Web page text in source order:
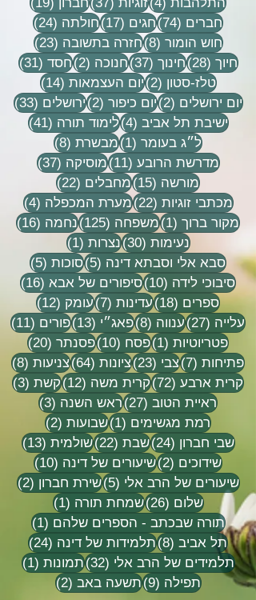
חברים (74) 74 פוסטים
חגים (17) 17 פוסטים
חולתה (24)
24 פוסטים
חוש הומור (8) 8 פוסטיםחזרה בתשובה (23)
23 פוסטים
חיוך (28) 28 פוסטים
חינוך (37) 37 פוסטים
חנוכה (2) 2 פוסטיםחסד (31)
31 פוסטים
טלז-סטון (2) 2 פוסטיםיום העצמאות (14)
14 פוסטים
יום ירושלים (2) 2 פוסטיםיום כיפור (2) 2 פוסטיםירושלים (33)
33 פוסטים
ישיבת תל אביב (4) 4 פוסטיםלימוד תורה (41)
41 פוסטים
ל״ג בעומר (1) פוסט 1
מבשרת (8)
8 פוסטים
מדרשת הרובע (11) 11 פוסטים
מוסיקה (37)
37 פוסטים
מורשה (15) 15 פוסטים
מחבלים (22)
22 פוסטים
מכתבי זוגיות (22) 22 פוסטים
מערת המכפלה (4)
4 פוסטים
מקור ברוך (1) פוסט 1
משפחה (125) 125 פוסטים
נחמה (16)
16 פוסטים
נעימות (30) 30 פוסטים
נצרות (1)
פוסט 1
סבא אלי וסבתא דינה (5) 5 פוסטיםסוכות (5)
5 פוסטים
סיבוכי לידה (10) 10 פוסטים
סיפורים של אבא (16)
16 פוסטים
ספרים (18) 18 פוסטים
עדינות (7) 7 פוסטיםעומק (12)
12 פוסטים
עלייה (27) 27 פוסטים
ענווה (8) 8 פוסטיםפאג״י (13) 13 פוסטים
פורים (11)
11
פטריוטיות (1) פוסט 1
פסח (10) 10 פוסטים
פסנתר (20)
20 פוסטים
פתיחות (7) 7 פוסטיםצבי (23) 23 פוסטים
ציונות (64) 64 פוסטים
צניעות (8)
8 פוסטים
קרית ארבע (72) 72 פוסטים
קרית משה (12) 12 פוסטים
קשת (3)
3 פוסטים
ראיית הטוב (27) 27 פוסטים
ראש השנה (3)
3 פוסטים
רמת מגשימים (1) פוסט 1
שבועות (2)
2 פוסטים
שבי חברון (24) 24 פוסטים
שבת (22) 22 פוסטים
שולמית (13)
13 פוסטים
שידוכים (2) 2 פוסטיםשיעורים של דינה (10)
10 פוסטים
שיעורים של הרב אלי (5) 5 פוסטיםשירת חברון (2)
2 פוסטים
שלום (26) 26 פוסטים
שמחת תורה (1)
פוסט 1
תורה שבכתב - הספרים שלהם (1)
פוסט 1
תל אביב (8) 8 פוסטיםתלמידות של דינה (24)
24 פוסטים
תלמידים של הרב אלי (32) 32 פוסטים
תמונות (1)
תפילה (9) 9 פוסטיםתשעה באב (2) 2 פוסטים